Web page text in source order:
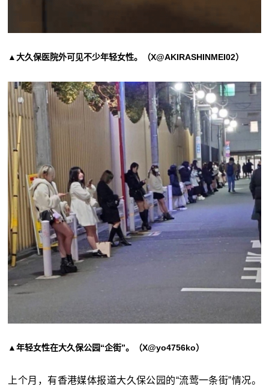
▲大久保医院外可见不少年轻女性。（X@AKIRASHINMEI02）
▲年轻女性在大久保公园“企街”。（X@yo4756ko）
上个月，有香港媒体报道大久保公园的“流莺一条街”情况。